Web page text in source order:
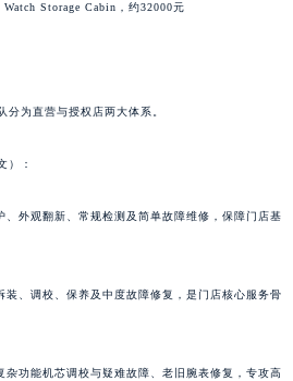
Watch Storage Cabin，约32000元
分为直营与授权店两大体系。
）：
、外观翻新、常规检测及简单故障维修，保障门店基
装、调校、保养及中度故障修复，是门店核心服务骨
杂功能机芯调校与疑难故障、老旧腕表修复，专攻高